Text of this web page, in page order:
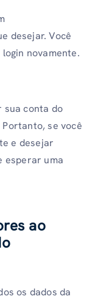
desejar. Você
novamente.
sua conta do
se você
e desejar
esperar uma
ao
os dados da